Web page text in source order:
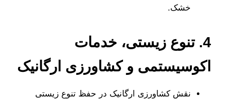
خشک.
4. تنوع زیستی، خدمات
اکوسیستمی و کشاورزی ارگانیک
نقش کشاورزی ارگانیک در حفظ تنوع زیستی